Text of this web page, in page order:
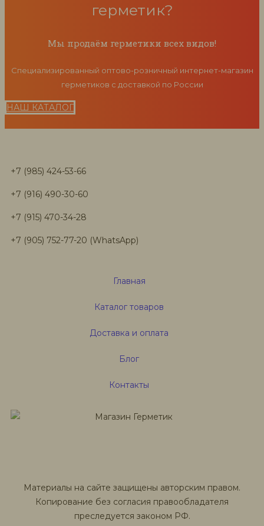
герметик?
Мы продаём герметики всех видов!
Специализированный оптово-розничный интернет-магазин
герметиков с доставкой по России
НАШ КАТАЛОГ
+7 (985) 424-53-66
+7 (916) 490-30-60
+7 (915) 470-34-28
+7 (905) 752-77-20 (WhatsApp)
Главная
Каталог товаров
Доставка и оплата
Блог
Контакты
Материалы на сайте защищены авторским правом.
Копирование без согласия правообладателя
преследуется законом РФ.